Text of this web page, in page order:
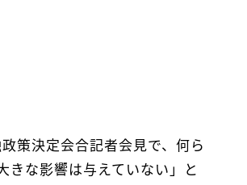
策決定会合記者会見で、何ら
きな影響は与えていない」と